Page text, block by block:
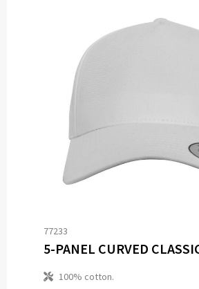
77233
100% cotton.